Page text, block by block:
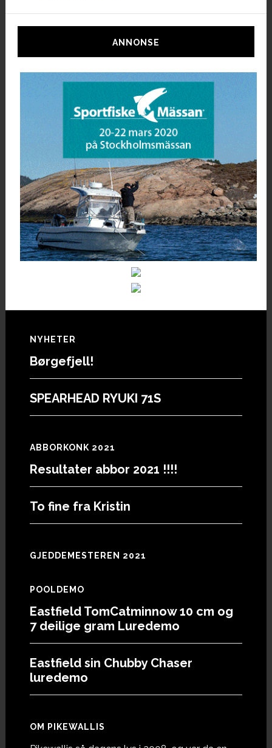
ANNONSE
Footer
NYHETER
Børgefjell!
SPEARHEAD RYUKI 71S
ABBORKONK 2021
Resultater abbor 2021 !!!!
To fine fra Kristin
GJEDDEMESTEREN 2021
POOLDEMO
Eastfield TomCatminnow 10 cm og
7 deilige gram Luredemo
Eastfield sin Chubby Chaser
luredemo
OM PIKEWALLIS